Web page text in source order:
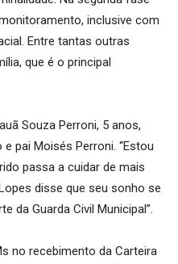
inclusive com
Entre tantas outras
que é o principal
Souza Perroni, 5 anos,
pai Moisés Perroni. “Estou
passa a cuidar de mais
disse que seu sonho se
da Guarda Civil Municipal”.
no recebimento da Carteira